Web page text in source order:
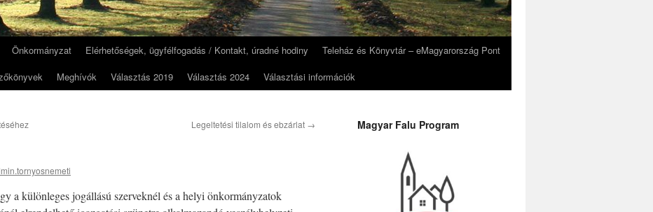
Önkormányzat Elérhetőségek, ügyfélfogadás / Kontakt, úradné hodiny
Teleház és Könyvtár – eMagyarország Pont
Meghívók Választás 2019 Választás 2024 Választási információk
Legeltetési tilalom és ebzárlat →
a különleges jogállású szerveknél és a helyi önkormányzatok
Magyar Falu Program